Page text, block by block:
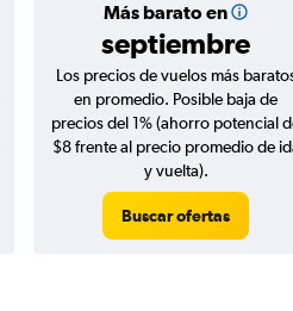
Más barato en
septiembre
Los precios de vuelos más
en promedio. Posible baja de
precios del 1% (ahorro potencial
$8 frente al precio promedio de
y vuelta).
Buscar ofertas